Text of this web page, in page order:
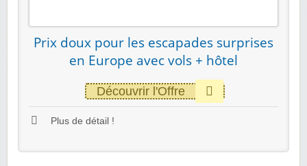
Prix doux pour les escapades surprises
en Europe avec vols + hôtel
Découvrir l'Offre
Plus de détail !